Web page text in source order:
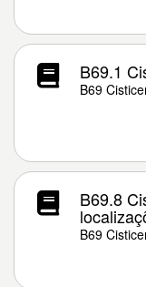
B69.1
B69
B69.8
B69